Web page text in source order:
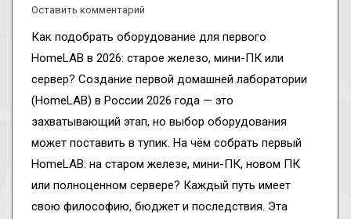
Оставить комментарий
Как подобрать оборудование для первого
HomeLAB в 2026: старое железо, мини-ПК или
сервер? Создание первой домашней лаборатории
(HomeLAB) в России 2026 года — это
захватывающий этап, но выбор оборудования
может поставить в тупик. На чём собрать первый
HomeLAB: на старом железе, мини-ПК, новом ПК
или полноценном сервере? Каждый путь имеет
свою философию, бюджет и последствия. Эта